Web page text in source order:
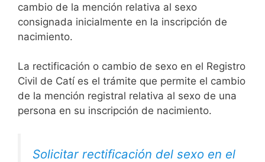
cambio de la mención relativa al sexo
consignada inicialmente en la inscripción de
nacimiento.
La rectificación o cambio de sexo en el Registro
Civil de Catí es el trámite que permite el cambio
de la mención registral relativa al sexo de una
persona en su inscripción de nacimiento.
Solicitar rectificación del sexo en el